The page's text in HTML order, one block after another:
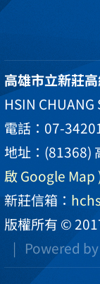
高雄市立新莊
HSIN CHUANG
電話：07-
地址：(81368)
啟 Google Map
新莊信箱：
版權所有 ©
| Powered by